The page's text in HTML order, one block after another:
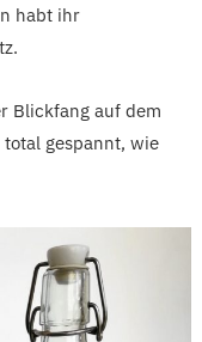
habt ihr
Blickfang auf dem
gespannt, wie